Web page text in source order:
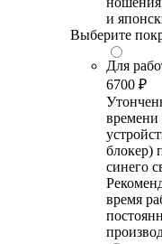
и
Выберите
Для
6700 ₽
времени
блокер)
синего
время